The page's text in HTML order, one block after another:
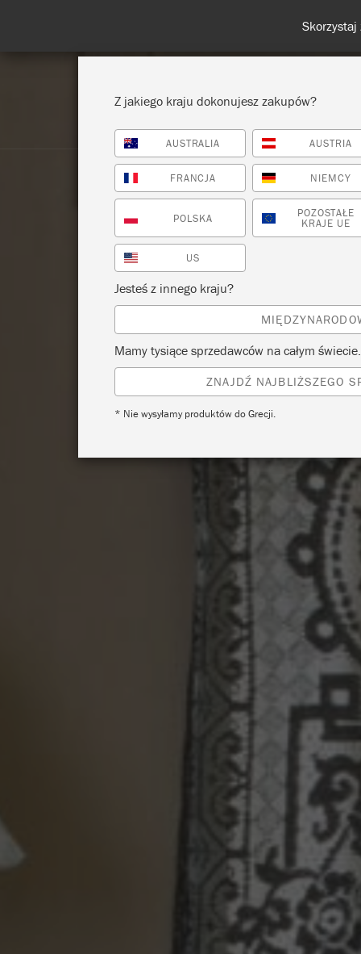
POKAŻ WSZYSTKO FARBA
Z jakiego kraju dokonujesz zakupów?
AUSTRALIA AUSTRIA
FRANCJA NIEMCY
POLSKA POZOSTAŁE
KRAJE UE
US
Jesteś z innego kraju?
Mamy tysiące sprzedawców na całym świecie.
ZNAJDŹ NAJBLIŻSZEGO
* Nie wysyłamy produktów do Grecji.